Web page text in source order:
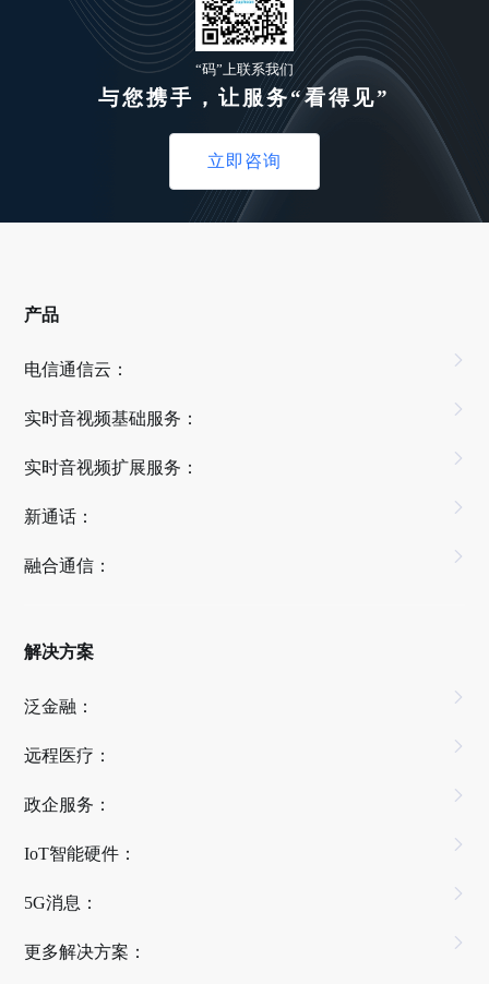
“码”上联系我们
与您携手，让服务“看得见”
立即咨询
产品
电信通信云：
实时音视频基础服务：
实时音视频扩展服务：
新通话：
融合通信：
解决方案
泛金融：
远程医疗：
政企服务：
IoT智能硬件：
5G消息：
更多解决方案：